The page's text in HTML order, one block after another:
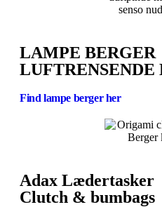
LAMPE BERGER
LUFTRENSENDE
Find lampe berger her
Adax Lædertasker
Clutch & bumbags